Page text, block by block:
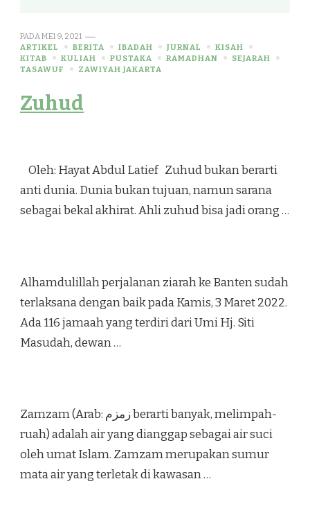
PADAMEI 9, 2021
ARTIKEL
BERITA IBADAH JURNAL
KISAH
KITAB
KULIAH PUSTAKA RAMADHAN
SEJARAH
TASAWUF
ZAWIYAH JAKARTA
Zuhud
Oleh: Hayat Abdul Latief Zuhud bukan berarti
anti dunia. Dunia bukan tujuan, namun sarana
sebagai bekal akhirat. Ahli zuhud bisa jadi orang …
Alhamdulillah perjalanan ziarah ke Banten sudah
terlaksana dengan baik pada Kamis, 3 Maret 2022.
Ada 116 jamaah yang terdiri dari Umi Hj. Siti
Masudah, dewan …
Zamzam (Arab: زمزم‎ berarti banyak, melimpah-
ruah) adalah air yang dianggap sebagai air suci
oleh umat Islam. Zamzam merupakan sumur
mata air yang terletak di kawasan …